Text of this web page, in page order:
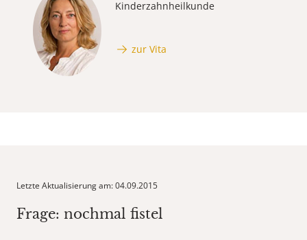
Kinderzahnheilkunde
zur Vita
Letzte Aktualisierung am: 04.09.2015
Frage: nochmal fistel